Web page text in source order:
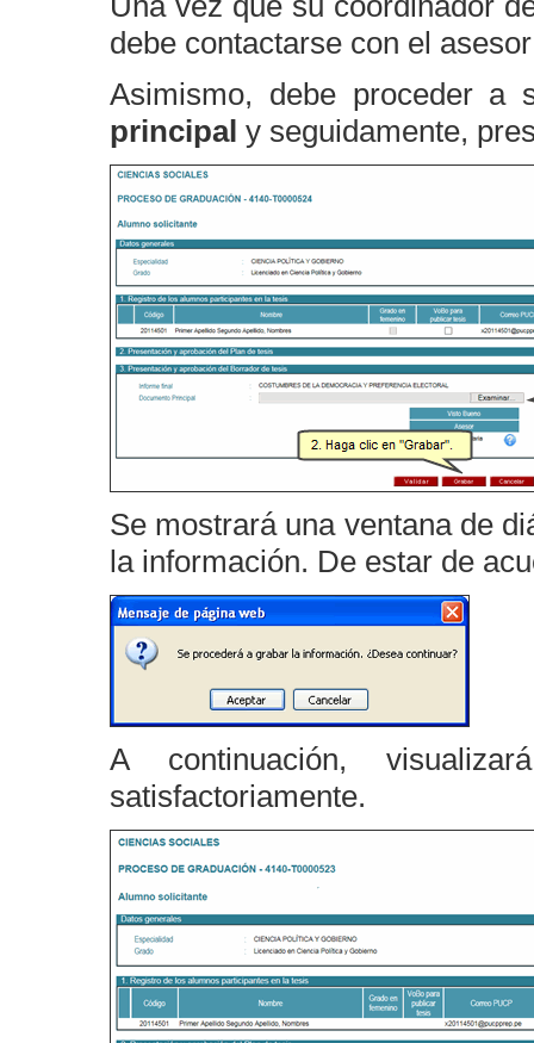
debe contactarse con el
Asimismo, debe proceder
principal y seguidamente,
Se mostrará una ventana de
la información. De estar de
A continuación,
satisfactoriamente.